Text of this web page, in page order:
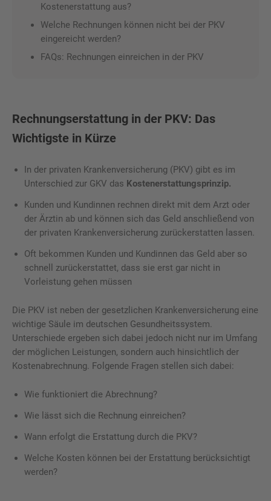
Kostenerstattung aus?
Welche Rechnungen können nicht bei der PKV
eingereicht werden?
FAQs: Rechnungen einreichen in der PKV
Rechnungserstattung in der PKV: Das
Wichtigste in Kürze
In der privaten Krankenversicherung (PKV) gibt es im
Unterschied zur GKV das Kostenerstattungsprinzip.
Kunden und Kundinnen rechnen direkt mit dem Arzt oder
der Ärztin ab und können sich das Geld anschließend von
der privaten Krankenversicherung zurückerstatten lassen.
Oft bekommen Kunden und Kundinnen das Geld aber so
schnell zurückerstattet, dass sie erst gar nicht in
Vorleistung gehen müssen
Die PKV ist neben der gesetzlichen Krankenversicherung eine
wichtige Säule im deutschen Gesundheitssystem.
Unterschiede ergeben sich dabei jedoch nicht nur im Umfang
der möglichen Leistungen, sondern auch hinsichtlich der
Kostenabrechnung. Folgende Fragen stellen sich dabei:
Wie funktioniert die Abrechnung?
Wie lässt sich die Rechnung einreichen?
Wann erfolgt die Erstattung durch die PKV?
Welche Kosten können bei der Erstattung berücksichtigt
werden?